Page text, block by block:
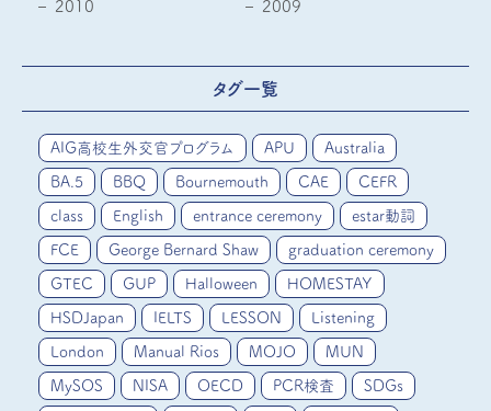
2010
2009
タグ一覧
AIG高校生外交官プログラム APU Australia
BA.5 BBQ Bournemouth CAE CEFR
class English entrance ceremony estar動詞
FCE George Bernard Shaw graduation ceremony
GTEC GUP Halloween HOMESTAY
HSDJapan IELTS LESSON Listening
London Manual Rios MOJO MUN
MySOS NISA OECD PCR検査 SDGs